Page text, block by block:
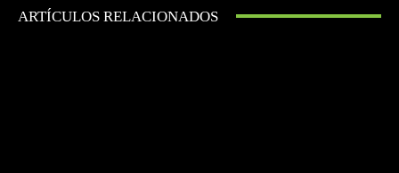
ARTÍCULOS RELACIONADOS